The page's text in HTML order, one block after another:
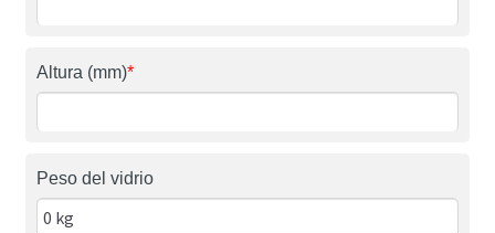
Altura (mm)*
Peso del vidrio